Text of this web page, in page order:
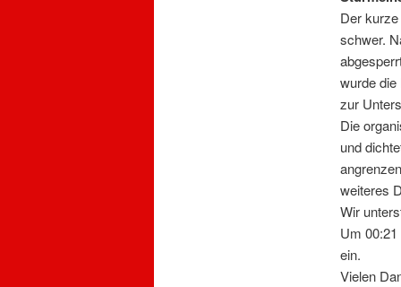
Der
schwer.
wurde die
zur
Die
und
weiteres
Wir
Um
ein.
Vielen